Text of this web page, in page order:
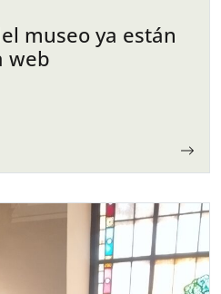
museo ya están
web